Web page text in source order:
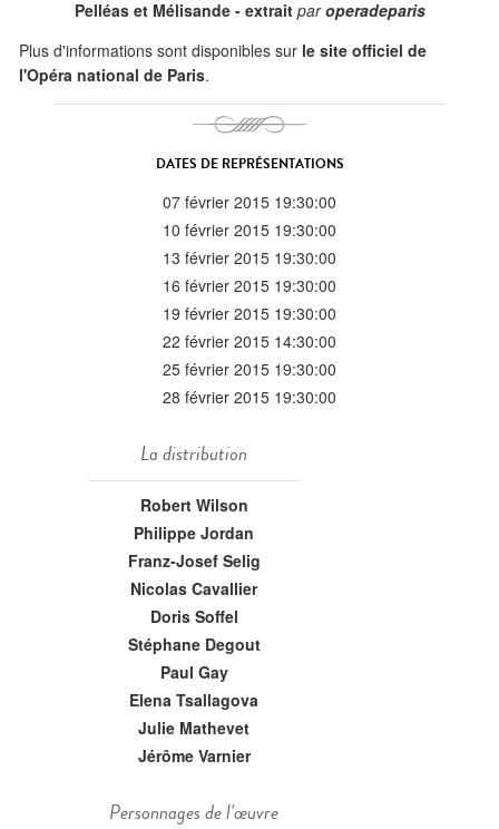
Pelléas et Mélisande - extrait paroperadeparis
Plus d'informations sont disponibles sur le site officiel de
l'Opéra national de Paris.
DATES DE REPRÉSENTATIONS
07 février 2015 19:30:00
10 février 2015 19:30:00
13 février 2015 19:30:00
16 février 2015 19:30:00
19 février 2015 19:30:00
22 février 2015 14:30:00
25 février 2015 19:30:00
28 février 2015 19:30:00
La distribution
Robert Wilson
Philippe Jordan
Franz-Josef Selig
Nicolas Cavallier
Doris Soffel
Stéphane Degout
Paul Gay
Elena Tsallagova
Julie Mathevet
Jérôme Varnier
Personnages de l'œuvre